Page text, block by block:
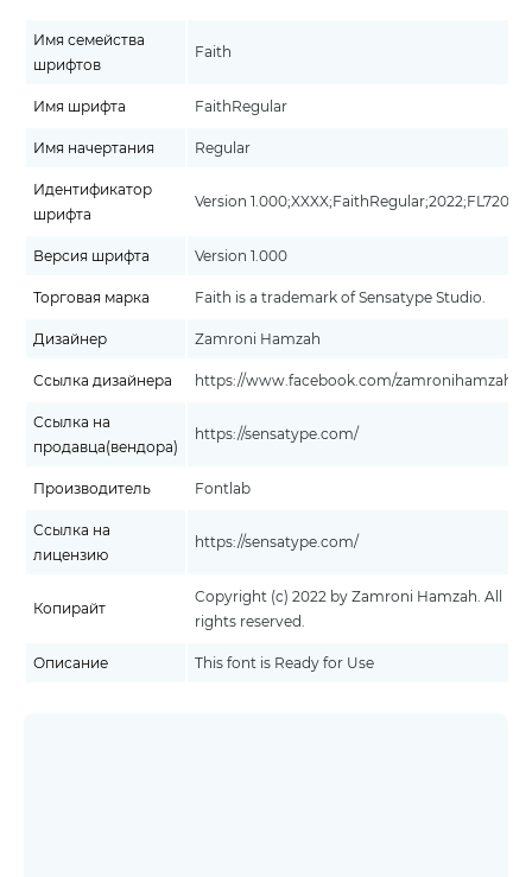
Имя семейства
шрифтов
Faith
Имя шрифта FaithRegular
Имя начертания Regular
Идентификатор
шрифта
Version 1.000;XXXX;FaithRegular;2022;FL720
Версия шрифта Version 1.000
Торговая марка Faith is a trademark of Sensatype Studio.
Дизайнер Zamroni Hamzah
Ссылка дизайнера https://www.facebook.com/zamronihamzah/
Ссылка на
продавца(вендора)
https://sensatype.com/
Производитель Fontlab
Ссылка на
лицензию
https://sensatype.com/
Копирайт
Copyright (c) 2022 by Zamroni Hamzah. All
rights reserved.
Описание This font is Ready for Use